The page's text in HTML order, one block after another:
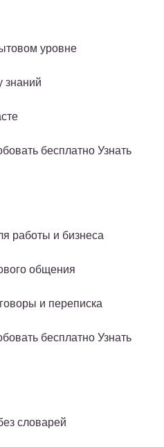
уровне
знаний
бесплатно Узнать
работы и бизнеса
общения
и переписка
бесплатно Узнать
словарей